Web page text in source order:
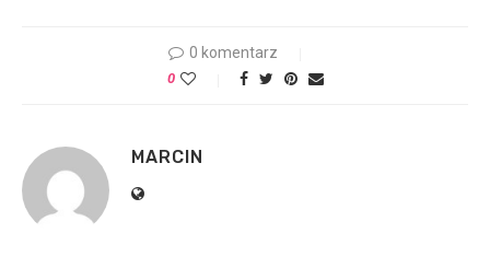
0 komentarz
0
MARCIN